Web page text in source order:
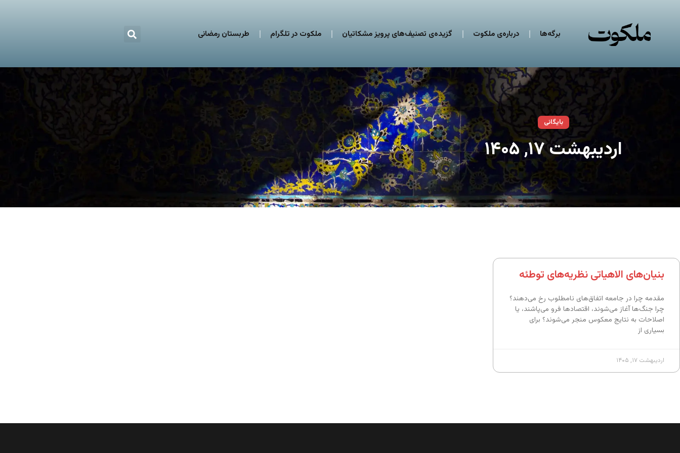
برگه‌ها درباره‌ی ملکوت گزیده‌ی تصنیف‌های پرویز مشکاتیان ملکوت در تلگرام طربستان رمضانی
بایگانی
اردیبهشت ۱۷, ۱۴۰۵
بنیان‌های الاهیاتی نظریه‌های توطئه
مقدمه چرا در جامعه اتفاق‌های نامطلوب رخ می‌دهند؟
چرا جنگ‌ها آغاز می‌شوند، اقتصادها فرو می‌پاشند، یا
اصلاحات به نتایج معکوس منجر می‌شوند؟ برای
بسیاری از
اردیبهشت ۱۷, ۱۴۰۵